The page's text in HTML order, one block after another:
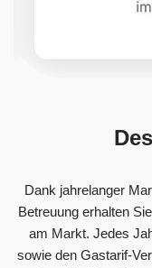
Dank jahrelanger
Betreuung erhalten
am Markt. Jedes
sowie den Gastarif-